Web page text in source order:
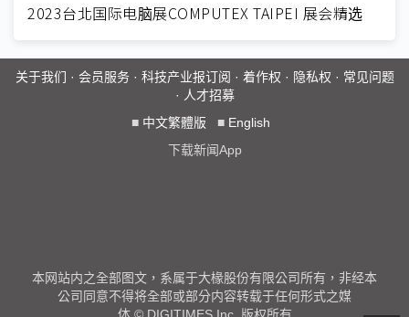
2023台北国际电脑展COMPUTEX TAIPEI 展会精选
关于我们 · 会员服务· 科技产业报订阅 · 着作权 · 隐私权 · 常见问题
· 人才招募
■ 中文繁體版 ■ English
下载新闻App
本网站内之全部图文，系属于大椽股份有限公司所有，非经本
公司同意不得将全部或部分内容转载于任何形式之媒